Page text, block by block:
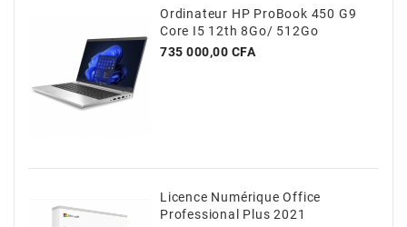
Ordinateur HP ProBook 450 G9
Core I5 12th 8Go/ 512Go
Prix
735 000,00 CFA
Licence Numérique Office
Professional Plus 2021